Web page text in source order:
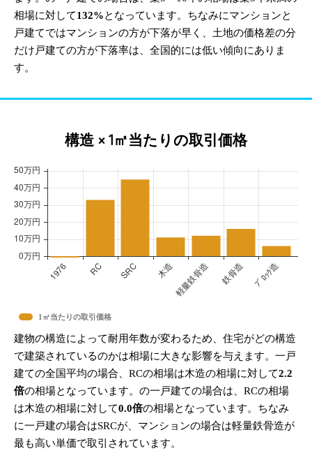
相場に対して132%となっています。ちなみにマンションと
戸建てではマンションの方が下落が早く、土地の価格差の分
だけ戸建ての方が下落率は、全国的には低い傾向にありま
す。
構造 × 1㎡当たりの取引価格
1㎡当たりの取引価格
建物の構造によって耐用年数が変わるため、住宅がどの構造
で建築されているのかは相場に大きな影響を与えます。一戸
建ての全国平均の場合、RCの相場は木造の相場に対して2.2
倍の相場となっています。の一戸建ての場合は、RCの相場
は木造の相場に対して0.0倍の相場となっています。ちなみ
に一戸建の場合はSRCが、マンションの場合は軽量鉄骨造が
最も高い単価で取引されています。